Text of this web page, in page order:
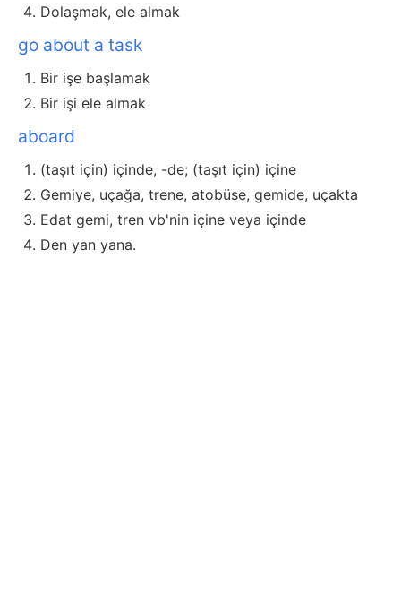
Dolaşmak, ele almak
go about a task
Bir işe başlamak
Bir işi ele almak
aboard
(taşıt için) içinde, -de; (taşıt için) içine
Gemiye, uçağa, trene, atobüse, gemide, uçakta
Edat gemi, tren vb'nin içine veya içinde
Den yan yana.